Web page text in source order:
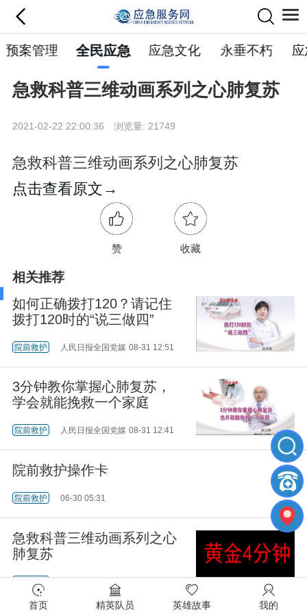
预案管理 全民应急 应急文化 永垂不朽
急救科普三维动画系列之心肺复苏
2021-02-22 22:00:36 浏览量: 21749
急救科普三维动画系列之心肺复苏
点击查看原文→
赞 收藏
相关推荐
如何正确拨打120？请记住
拨打120时的“说三做四”
院前救护 人民日报全国党媒 08-31 12:51
3分钟教你掌握心肺复苏，
学会就能挽救一个家庭
院前救护 人民日报全国党媒 08-31 12:41
院前救护操作卡
院前救护 06-30 05:31
急救科普三维动画系列之心
肺复苏
首页 精英队员 英雄故事 我的